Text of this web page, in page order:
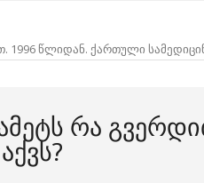
წლიდან. ქართული
ᲠᲐ